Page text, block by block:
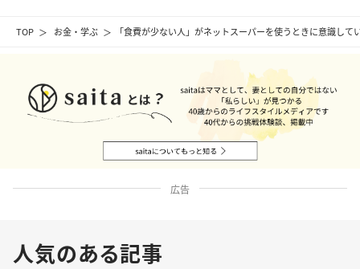
TOP お金・学ぶ 「食費が少ない人」がネットスーパーを使うときに意識して
広告
人気のある記事